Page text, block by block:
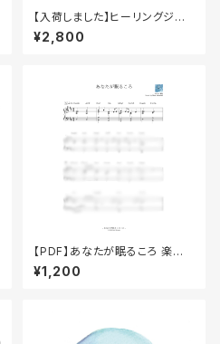
【入荷しました】ヒーリングジャ
ズトートバッグ・A4・レッスンバッ
グ
¥2,800
【PDF】あなたが眠るころ 楽譜
ピアノピース 桃瀬茉莉オリジナ
ル曲 心を癒すヒーリング・ジャ
¥1,200